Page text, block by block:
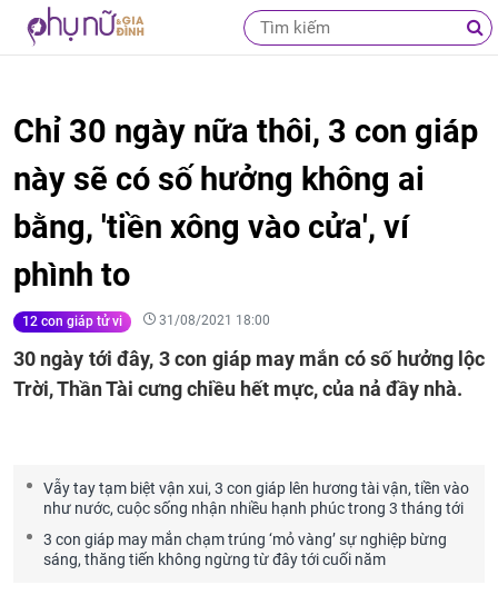
Chỉ 30 ngày nữa thôi, 3 con giáp
này sẽ có số hưởng không ai
bằng, 'tiền xông vào cửa', ví
phình to
12 con giáp tử vi 31/08/2021 18:00
30 ngày tới đây, 3 con giáp may mắn có số hưởng lộc
Trời, Thần Tài cưng chiều hết mực, của nả đầy nhà.
Vẫy tay tạm biệt vận xui, 3 con giáp lên hương tài vận, tiền vào
như nước, cuộc sống nhận nhiều hạnh phúc trong 3 tháng tới
3 con giáp may mắn chạm trúng ‘mỏ vàng’ sự nghiệp bừng
sáng, thăng tiến không ngừng từ đây tới cuối năm